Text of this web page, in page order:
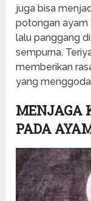
juga bisa
potongan ayam
lalu panggang
sempurna.
memberikan
yang
MENJAGA
PADA